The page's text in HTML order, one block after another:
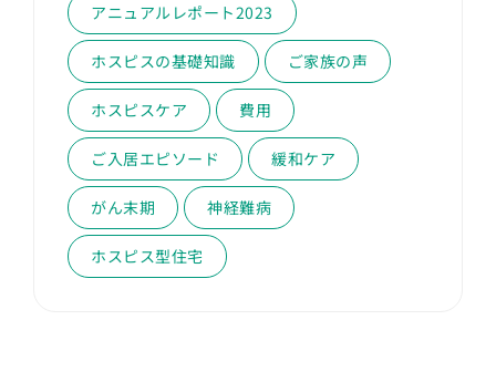
アニュアルレポート2023
ホスピスの基礎知識 ご家族の声
ホスピスケア 費用
ご入居エピソード 緩和ケア
がん末期 神経難病
ホスピス型住宅